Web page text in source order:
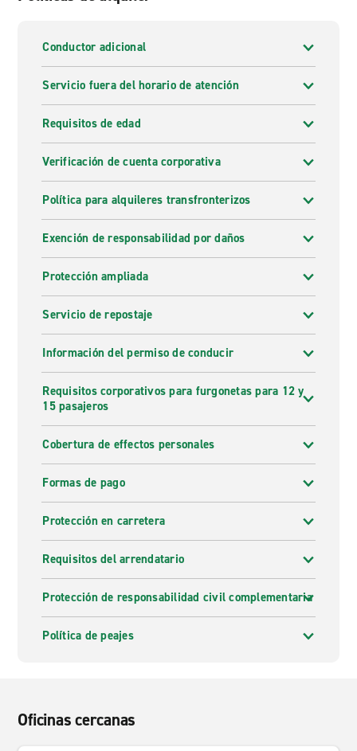
Conductor adicional
Servicio fuera del horario de atención
Requisitos de edad
Verificación de cuenta corporativa
Política para alquileres transfronterizos
Exención de responsabilidad por daños
Protección ampliada
Servicio de repostaje
Información del permiso de conducir
Requisitos corporativos para furgonetas para 12 y
15 pasajeros
Cobertura de effectos personales
Formas de pago
Protección en carretera
Requisitos del arrendatario
Protección de responsabilidad civil complementaria
Política de peajes
Oficinas cercanas